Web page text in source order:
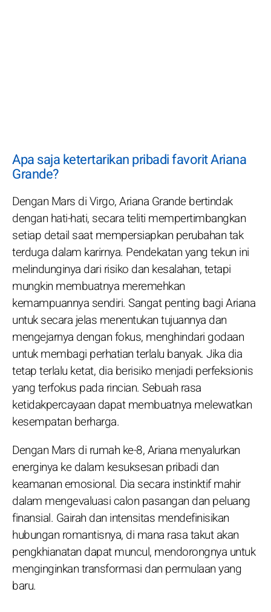
Apa saja ketertarikan pribadi favorit Ariana
Grande?
Dengan Mars di Virgo, Ariana Grande bertindak
dengan hati-hati, secara teliti mempertimbangkan
setiap detail saat mempersiapkan perubahan tak
terduga dalam karirnya. Pendekatan yang tekun ini
melindunginya dari risiko dan kesalahan, tetapi
mungkin membuatnya meremehkan
kemampuannya sendiri. Sangat penting bagi Ariana
untuk secara jelas menentukan tujuannya dan
mengejarnya dengan fokus, menghindari godaan
untuk membagi perhatian terlalu banyak. Jika dia
tetap terlalu ketat, dia berisiko menjadi perfeksionis
yang terfokus pada rincian. Sebuah rasa
ketidakpercayaan dapat membuatnya melewatkan
kesempatan berharga.
Dengan Mars di rumah ke-8, Ariana menyalurkan
energinya ke dalam kesuksesan pribadi dan
keamanan emosional. Dia secara instinktif mahir
dalam mengevaluasi calon pasangan dan peluang
finansial. Gairah dan intensitas mendefinisikan
hubungan romantisnya, di mana rasa takut akan
pengkhianatan dapat muncul, mendorongnya untuk
menginginkan transformasi dan permulaan yang
baru.